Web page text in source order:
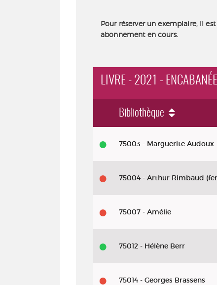
Pour réserver un exemplaire, il
abonnement en cours.
LIVRE - 2021 - ENCABANÉE
Bibliothèque
75003 - Marguerite Audoux
75004 - Arthur Rimbaud
75007 - Amélie
75012 - Hélène Berr
75014 - Georges Brassens